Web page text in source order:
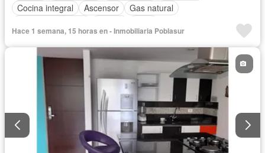
Cocina integral
Ascensor
Gas natural
Hace 1 semana, 15 horas en - Inmobiliaria Poblasur